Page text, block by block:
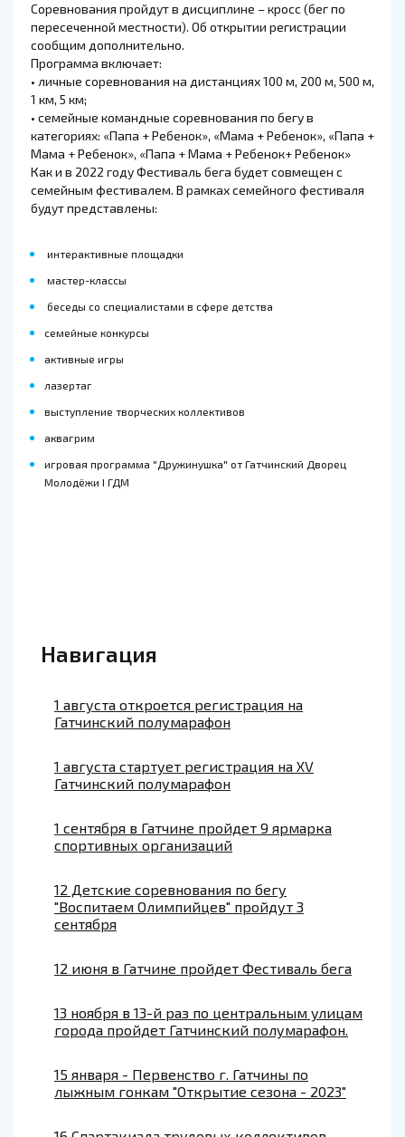
Соревнования пройдут в дисциплине – кросс (бег по
пересеченной местности). Об открытии регистрации
сообщим дополнительно.
Программа включает:
• личные соревнования на дистанциях 100 м, 200 м, 500 м,
1 км, 5 км;
• семейные командные соревнования по бегу в
категориях: «Папа + Ребенок», «Мама + Ребенок», «Папа +
Мама + Ребенок», «Папа + Мама + Ребенок+ Ребенок»
Как и в 2022 году Фестиваль бега будет совмещен с
семейным фестивалем. В рамках семейного фестиваля
будут представлены:
интерактивные площадки
мастер-классы
беседы со специалистами в сфере детства
семейные конкурсы
активные игры
лазертаг
выступление творческих коллективов
аквагрим
игровая программа "Дружинушка" от Гатчинский Дворец
Молодёжи I ГДМ
Навигация
1 августа откроется регистрация на
Гатчинский полумарафон
1 августа стартует регистрация на XV
Гатчинский полумарафон
1 сентября в Гатчине пройдет 9 ярмарка
спортивных организаций
12 Детские соревнования по бегу
"Воспитаем Олимпийцев" пройдут 3
сентября
12 июня в Гатчине пройдет Фестиваль бега
13 ноября в 13-й раз по центральным улицам
города пройдет Гатчинский полумарафон.
15 января - Первенство г. Гатчины по
лыжным гонкам "Открытие сезона - 2023"